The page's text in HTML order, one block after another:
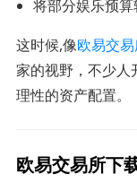
将部分娱乐预
这时候,像欧易交
家的视野，不少人
理性的资产配置。
欧易交易所下